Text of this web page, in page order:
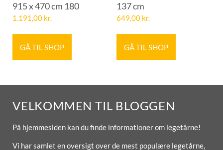
915 x 470 cm 180
1.191,00 kr.
GÅ TIL SHOP
137 cm
649,00 kr.
GÅ TIL SHOP
VELKOMMEN TIL BLOGGEN
På hjemmesiden kan du finde informationer om legetårne!
Vi har samlet en oversigt over de mest populære legetårne,